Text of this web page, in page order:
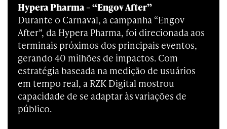
Hypera Pharma – “Engov After”
Durante o Carnaval, a campanha “Engov
After”, da Hypera Pharma, foi direcionada aos
terminais próximos dos principais eventos,
gerando 40 milhões de impactos. Com
estratégia baseada na medição de usuários
em tempo real, a RZK Digital mostrou
capacidade de se adaptar às variações de
público.